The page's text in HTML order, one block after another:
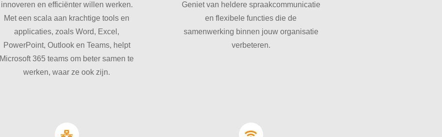
innoveren en efficiënter willen werken.
Met een scala aan krachtige tools en
applicaties, zoals Word, Excel,
PowerPoint, Outlook en Teams, helpt
Microsoft 365 teams om beter samen te
werken, waar ze ook zijn.
Geniet van heldere spraakcommunicatie
en flexibele functies die de
samenwerking binnen jouw organisatie
verbeteren.